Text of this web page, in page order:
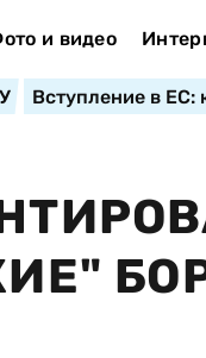
и видео
Вступление в ЕС: